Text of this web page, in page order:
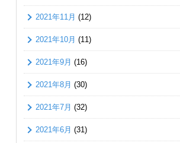
2021年11月 (12)
2021年10月 (11)
2021年9月 (16)
2021年8月 (30)
2021年7月 (32)
2021年6月 (31)